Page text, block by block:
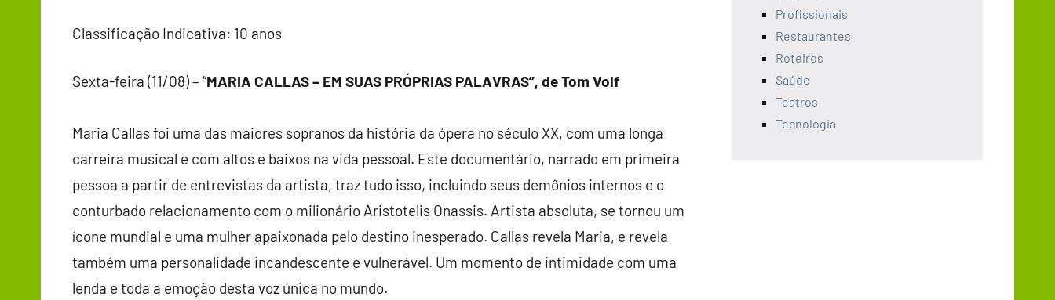
Classificação Indicativa: 10 anos
Sexta-feira (11/08) – “MARIA CALLAS – EM SUAS PRÓPRIAS PALAVRAS”, de Tom Volf
Maria Callas foi uma das maiores sopranos da história da ópera no século XX, com uma longa
carreira musical e com altos e baixos na vida pessoal. Este documentário, narrado em primeira
pessoa a partir de entrevistas da artista, traz tudo isso, incluindo seus demônios internos e o
conturbado relacionamento com o milionário Aristotelis Onassis. Artista absoluta, se tornou um
ícone mundial e uma mulher apaixonada pelo destino inesperado. Callas revela Maria, e revela
também uma personalidade incandescente e vulnerável. Um momento de intimidade com uma
lenda e toda a emoção desta voz única no mundo.
Profissionais
Restaurantes
Roteiros
Saúde
Teatros
Tecnologia